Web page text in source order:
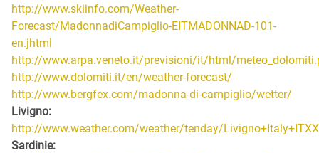
http://www.skiinfo.com/Weather-
Forecast/MadonnadiCampiglio-EITMADONNAD-101-
en.jhtml
http://www.arpa.veneto.it/previsioni/it/html/
http://www.dolomiti.it/en/weather-forecast/
http://www.bergfex.com/madonna-di-campiglio/wetter/
Livigno:
http://www.weather.com/weather/tenday/
Sardinie: